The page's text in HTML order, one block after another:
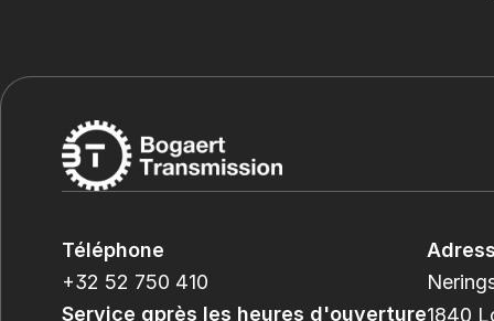
Téléphone
+32 52 750 410
Service après les heures d'ouverture1840